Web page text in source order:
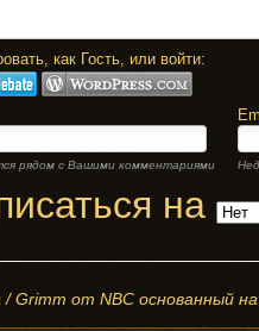
как Гость, или войти:
рядом с Вашими комментариями
на
Grimm от NBC основанный